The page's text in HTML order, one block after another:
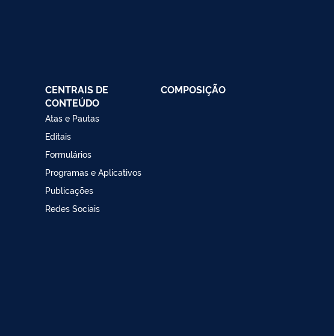
CENTRAIS DE
CONTEÚDO
Atas e Pautas
Editais
Formulários
Programas e Aplicativos
Publicações
Redes Sociais
COMPOSIÇÃO